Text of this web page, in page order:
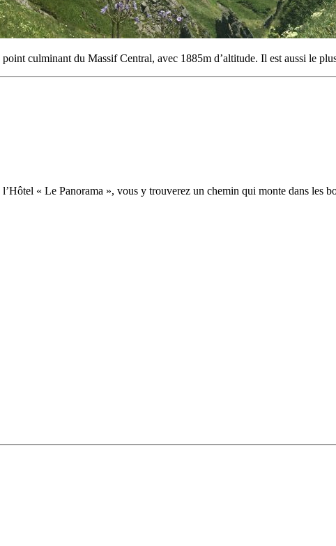
culminant du Massif Central, avec 1885m d’altitude. Il est aussi le
« Le Panorama », vous y trouverez un chemin qui monte dans les